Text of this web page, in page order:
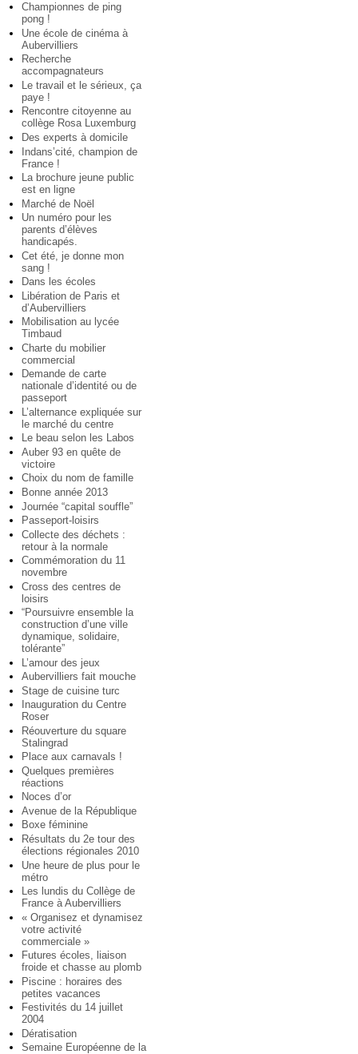
Championnes de ping
pong !
Une école de cinéma à
Aubervilliers
Recherche
accompagnateurs
Le travail et le sérieux, ça
paye !
Rencontre citoyenne au
collège Rosa Luxemburg
Des experts à domicile
Indans’cité, champion de
France !
La brochure jeune public
est en ligne
Marché de Noël
Un numéro pour les
parents d’élèves
handicapés.
Cet été, je donne mon
sang !
Dans les écoles
Libération de Paris et
d’Aubervilliers
Mobilisation au lycée
Timbaud
Charte du mobilier
commercial
Demande de carte
nationale d’identité ou de
passeport
L’alternance expliquée sur
le marché du centre
Le beau selon les Labos
Auber 93 en quête de
victoire
Choix du nom de famille
Bonne année 2013
Journée “capital souffle”
Passeport-loisirs
Collecte des déchets :
retour à la normale
Commémoration du 11
novembre
Cross des centres de
loisirs
“Poursuivre ensemble la
construction d’une ville
dynamique, solidaire,
tolérante”
L’amour des jeux
Aubervilliers fait mouche
Stage de cuisine turc
Inauguration du Centre
Roser
Réouverture du square
Stalingrad
Place aux carnavals !
Quelques premières
réactions
Noces d’or
Avenue de la République
Boxe féminine
Résultats du 2e tour des
élections régionales 2010
Une heure de plus pour le
métro
Les lundis du Collège de
France à Aubervilliers
« Organisez et dynamisez
votre activité
commerciale »
Futures écoles, liaison
froide et chasse au plomb
Piscine : horaires des
petites vacances
Festivités du 14 juillet
2004
Dératisation
Semaine Européenne de la